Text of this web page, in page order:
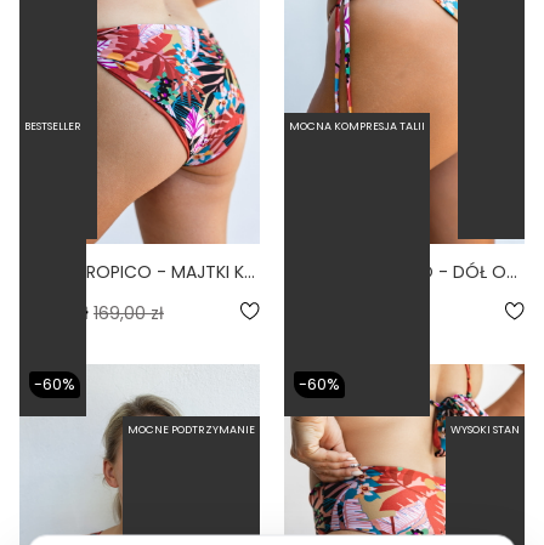
BUENA TROPICO - MAJTKI KĄPIELOWE WIĄZANE PRINT
67,60 zł 169,00 zł
CLASSIC TROPICO - DÓŁ OD BIKINI WIĄZANY PRINT
BESTSELLER
MOCNE PODTRZYMANIE
-60%
MOCNA KOMPRESJA TALII
WYSOKI STAN
-60%